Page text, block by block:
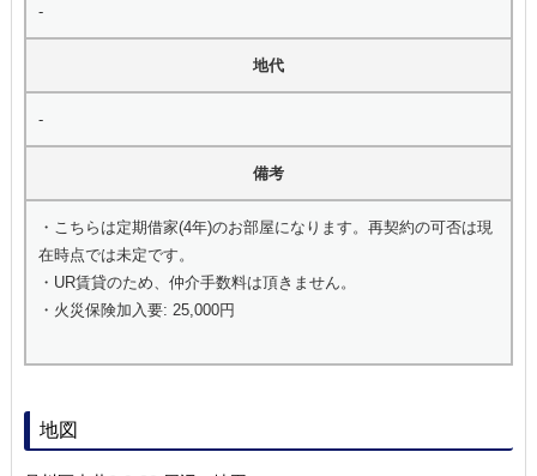
-
地代
-
備考
・こちらは定期借家(4年)のお部屋になります。再契約の可否は現
在時点では未定です。
・UR賃貸のため、仲介手数料は頂きません。
・火災保険加入要: 25,000円
地図